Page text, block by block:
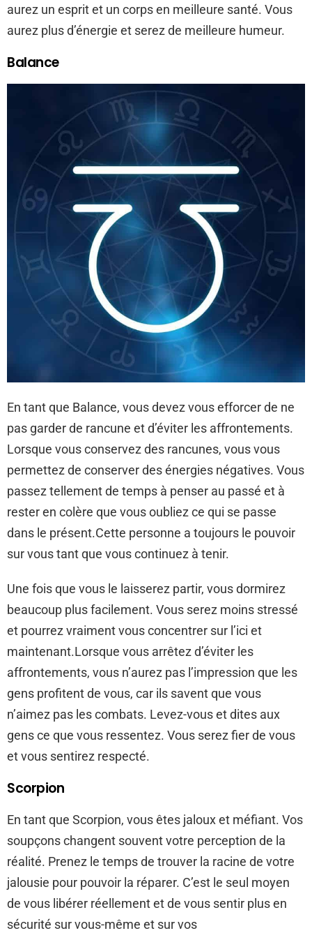
aurez un esprit et un corps en meilleure santé. Vous
aurez plus d’énergie et serez de meilleure humeur.
Balance
En tant que Balance, vous devez vous efforcer de ne
pas garder de rancune et d’éviter les affrontements.
Lorsque vous conservez des rancunes, vous vous
permettez de conserver des énergies négatives. Vous
passez tellement de temps à penser au passé et à
rester en colère que vous oubliez ce qui se passe
dans le présent.Cette personne a toujours le pouvoir
sur vous tant que vous continuez à tenir.
Une fois que vous le laisserez partir, vous dormirez
beaucoup plus facilement. Vous serez moins stressé
et pourrez vraiment vous concentrer sur l’ici et
maintenant.Lorsque vous arrêtez d’éviter les
affrontements, vous n’aurez pas l’impression que les
gens profitent de vous, car ils savent que vous
n’aimez pas les combats. Levez-vous et dites aux
gens ce que vous ressentez. Vous serez fier de vous
et vous sentirez respecté.
Scorpion
En tant que Scorpion, vous êtes jaloux et méfiant. Vos
soupçons changent souvent votre perception de la
réalité. Prenez le temps de trouver la racine de votre
jalousie pour pouvoir la réparer. C’est le seul moyen
de vous libérer réellement et de vous sentir plus en
sécurité sur vous-même et sur vos